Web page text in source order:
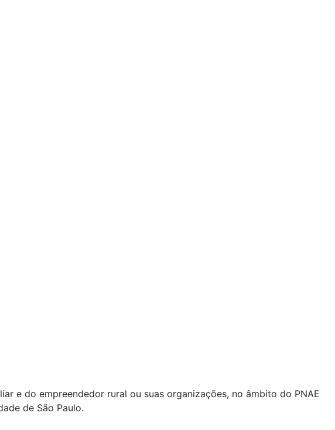
e do empreendedor rural ou suas organizações, no âmbito do PNAE
de São Paulo.